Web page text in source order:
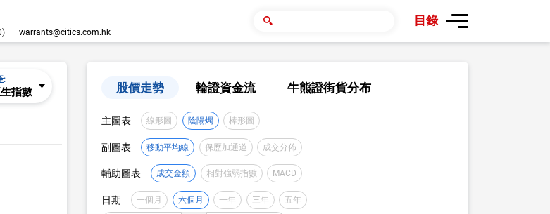
warrants@citics.com.hk
目錄
:
指數 股價走勢 輪證資金流 牛熊證街貨分布
主圖表 線形圖 陰陽燭 棒形圖
副圖表 移動平均線 保歷加通道 成交分佈
輔助圖表 成交金額 相對強弱指數 MACD
日期 一個月 六個月 一年 三年 五年